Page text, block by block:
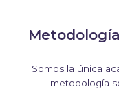
Somos la única
metodología